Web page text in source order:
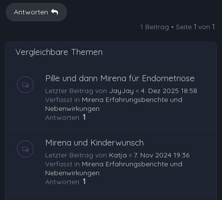
b
Antworten
1 Beitrag • Seite 1 von 1
Vergleichbare Themen
Pille und dann Mirena für Endometriose
Letzter Beitrag von JayJay « 4. Dez 2025 18:58
Verfasst in Mirena Erfahrungsberichte und
Nebenwirkungen
Antworten: 1
Mirena und Kinderwunsch
Letzter Beitrag von Katja « 7. Nov 2024 19:36
Verfasst in Mirena Erfahrungsberichte und
Nebenwirkungen
Antworten: 1